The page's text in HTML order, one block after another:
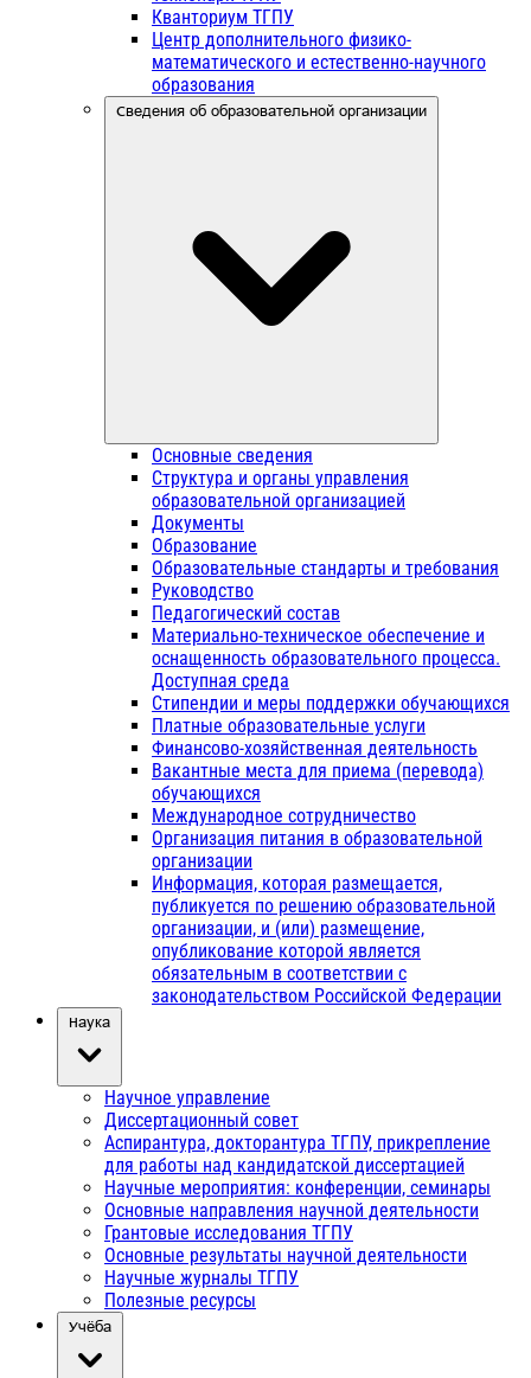
Кванториум ТГПУ
Центр дополнительного физико-
математического и естественно-научного
образования
Сведения об образовательной организации
Основные сведения
Структура и органы управления
образовательной организацией
Документы
Образование
Образовательные стандарты и требования
Руководство
Педагогический состав
Материально-техническое обеспечение и
оснащенность образовательного процесса.
Доступная среда
Стипендии и меры поддержки обучающихся
Платные образовательные услуги
Финансово-хозяйственная деятельность
Вакантные места для приема (перевода)
обучающихся
Международное сотрудничество
Организация питания в образовательной
организации
Информация, которая размещается,
публикуется по решению образовательной
организации, и (или) размещение,
опубликование которой является
обязательным в соответствии с
законодательством Российской Федерации
Наука
Научное управление
Диссертационный совет
Аспирантура, докторантура ТГПУ, прикрепление
для работы над кандидатской диссертацией
Научные мероприятия: конференции, семинары
Основные направления научной деятельности
Грантовые исследования ТГПУ
Основные результаты научной деятельности
Научные журналы ТГПУ
Полезные ресурсы
Учёба